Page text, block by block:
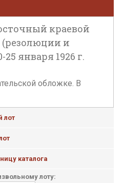
краевой
(резолюции и
января 1926 г.
обложке. В
лот
каталога
лоту: